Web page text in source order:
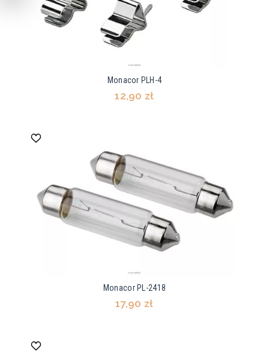
Monacor PLH-4
12,90 zł
Monacor PL-2418
17,90 zł